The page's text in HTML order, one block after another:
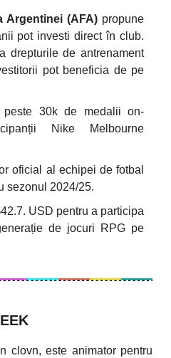
Argentinei (AFA) propune
pot investi direct în club.
drepturile de antrenament
pot beneficia de pe
30k de medalii on-
Nike Melbourne
oficial al echipei de fotbal
sezonul 2024/25.
USD pentru a participa
de jocuri RPG pe
clovn, este animator pentru